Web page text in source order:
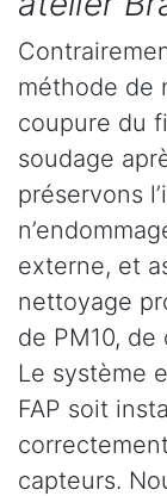
méthode de
coupure du
soudage
préservons
externe, et
nettoyage
de PM10, de
Le système
FAP soit
capteurs.